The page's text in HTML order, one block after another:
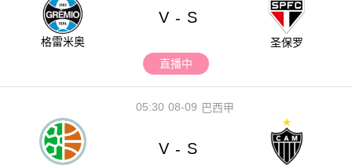
格雷米奥
V - S
圣保罗
直播中
08-09
05:30 巴西甲
V - S